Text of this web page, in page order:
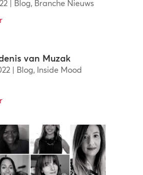
| Blog, Branche Nieuws
van Muzak
| Blog, Inside Mood